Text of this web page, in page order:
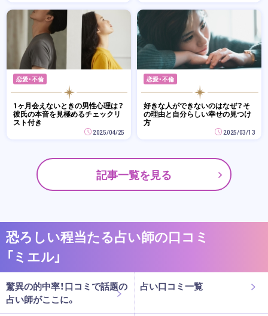
恋愛・不倫
1ヶ月会えないときの男性心理は？
彼氏の本音を見極めるチェックリ
スト付き
2025/04/25
恋愛・不倫
好きな人ができないのはなぜ？そ
の理由と自分らしい幸せの見つけ
方
2025/03/13
記事一覧を見る
恐ろしい程当たる占い師の口コミ
「ミエル」
驚異の的中率！口コミで話題の
占い師がここに。
占い口コミ一覧